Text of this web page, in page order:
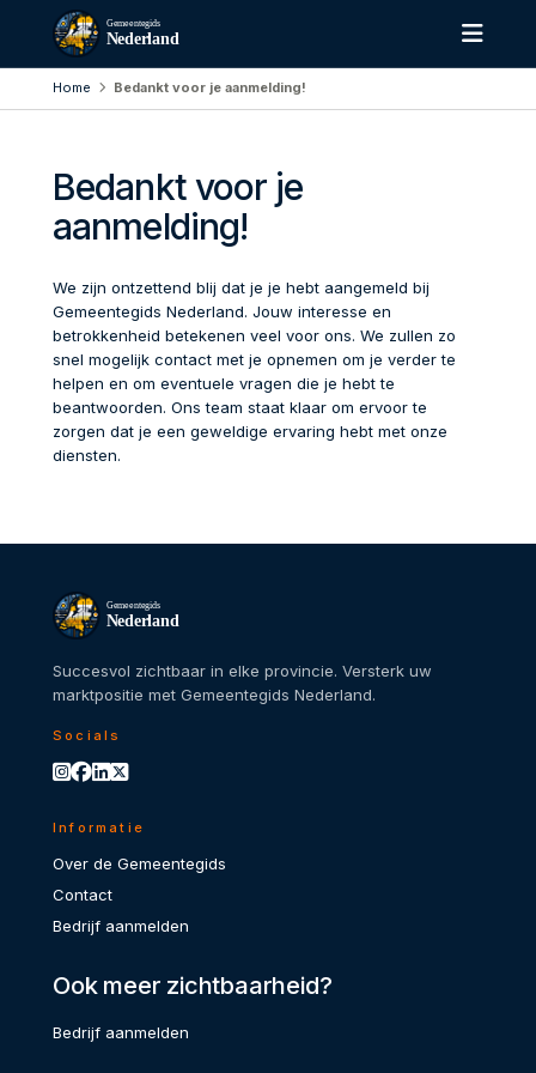
Gemeentegids
Nederland
Home Bedankt voor je aanmelding!
Bedankt voor je
aanmelding!
We zijn ontzettend blij dat je je hebt aangemeld bij
Gemeentegids Nederland. Jouw interesse en
betrokkenheid betekenen veel voor ons. We zullen zo
snel mogelijk contact met je opnemen om je verder te
helpen en om eventuele vragen die je hebt te
beantwoorden. Ons team staat klaar om ervoor te
zorgen dat je een geweldige ervaring hebt met onze
diensten.
Gemeentegids
Nederland
Succesvol zichtbaar in elke provincie. Versterk uw
marktpositie met Gemeentegids Nederland.
Socials
Informatie
Over de Gemeentegids
Contact
Bedrijf aanmelden
Ook meer zichtbaarheid?
Bedrijf aanmelden